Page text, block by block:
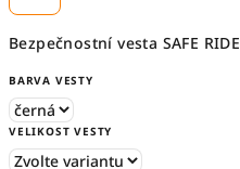
Bezpečnostní vesta SAFE RIDE
BARVA VESTY
VELIKOST VESTY